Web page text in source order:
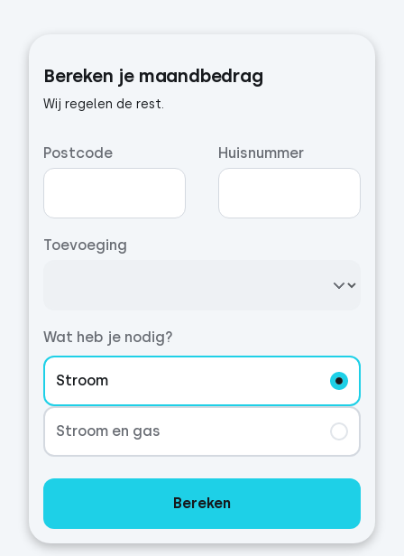
Bereken je maandbedrag
Wij regelen de rest.
Postcode Huisnummer
Toevoeging
Wat heb je nodig?
Stroom
Stroom en gas
Bereken